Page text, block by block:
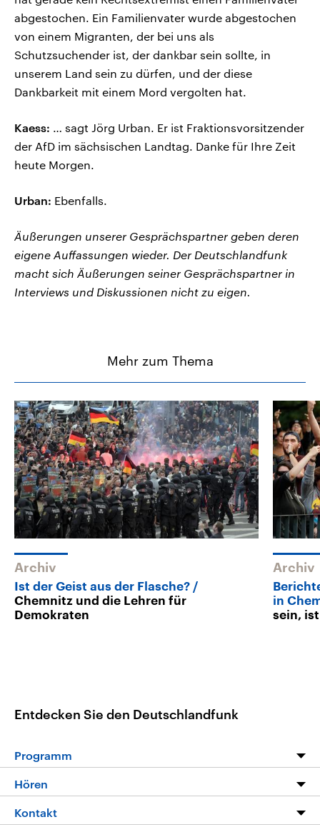
abgestochen. Ein Familienvater wurde abgestochen
von einem Migranten, der bei uns als
Schutzsuchender ist, der dankbar sein sollte, in
unserem Land sein zu dürfen, und der diese
Dankbarkeit mit einem Mord vergolten hat.
Kaess: … sagt Jörg Urban. Er ist Fraktionsvorsitzender
der AfD im sächsischen Landtag. Danke für Ihre Zeit
heute Morgen.
Urban: Ebenfalls.
Äußerungen unserer Gesprächspartner geben deren
eigene Auffassungen wieder. Der Deutschlandfunk
macht sich Äußerungen seiner Gesprächspartner in
Interviews und Diskussionen nicht zu eigen.
Mehr zum Thema
Archiv
Ist der Geist aus der Flasche?
Chemnitz und die Lehren für
Demokraten
Archiv
in
sein,
Entdecken Sie den Deutschlandfunk
Programm
Programm
Hören
Livestream
Kontakt